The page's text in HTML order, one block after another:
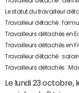
Le statut du travailleur
Travailleur détaché :
Travailleurs détachés en
Travailleurs détachés en
Travailleur détaché :
Travailleurs détachés :
Le lundi 23 octobre,